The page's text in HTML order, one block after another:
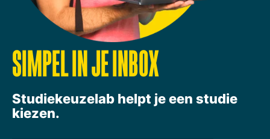
SIMPEL IN JE INBOX
Studiekeuzelab helpt je een studie
kiezen.